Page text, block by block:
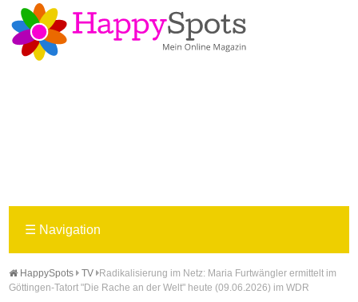
☰ Navigation
HappySpots TV
Radikalisierung im Netz: Maria Furtwängler ermittelt im
Göttingen-Tatort "Die Rache an der Welt" heute (09.06.2026) im WDR